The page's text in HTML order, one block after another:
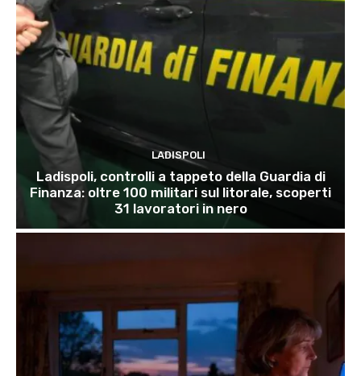
LADISPOLI
Ladispoli, controlli a tappeto della Guardia di
Finanza: oltre 100 militari sul litorale, scoperti
31 lavoratori in nero